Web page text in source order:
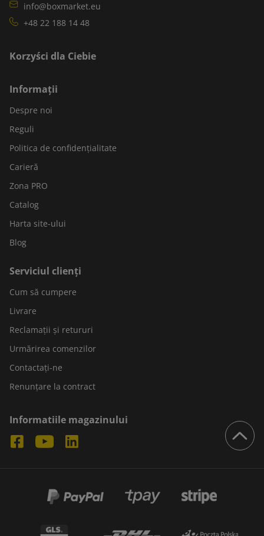
info@boxmarket.eu
+48 22 188 14 48
Korzyści dla Ciebie
Informații
Despre noi
Reguli
Politica de confidențialitate
Carieră
Zona PRO
Catalog
Harta site-ului
Blog
Serviciul clienți
Cum să cumpere
Livrare
Reclamații și retururi
Urmărirea comenzilor
Contactați-ne
Renunțare la contract
Informatiile magazinului